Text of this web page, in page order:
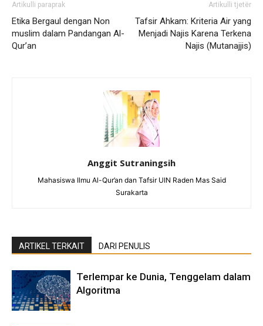
Artikulli paraprak
Etika Bergaul dengan Non
muslim dalam Pandangan Al-
Qur’an
Artikulli tjetër
Tafsir Ahkam: Kriteria Air yang
Menjadi Najis Karena Terkena
Najis (Mutanajjis)
Anggit Sutraningsih
Mahasiswa Ilmu Al-Qur’an dan Tafsir UIN Raden Mas Said
Surakarta
ARTIKEL TERKAIT DARI PENULIS
Terlempar ke Dunia, Tenggelam dalam
Algoritma